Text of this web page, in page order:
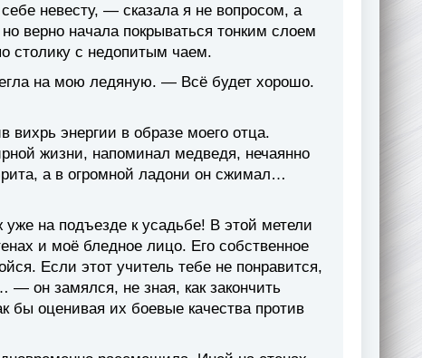
невесту, — сказала я не вопросом, а
верно начала покрываться тонким слоем
столику с недопитым чаем.
на мою ледяную. — Всё будет хорошо.
вихрь энергии в образе моего отца.
жизни, напоминал медведя, нечаянно
а в огромной ладони он сжимал…
на подъезде к усадьбе! В этой метели
и моё бледное лицо. Его собственное
Если этот учитель тебе не понравится,
он замялся, не зная, как закончить
бы оценивая их боевые качества против